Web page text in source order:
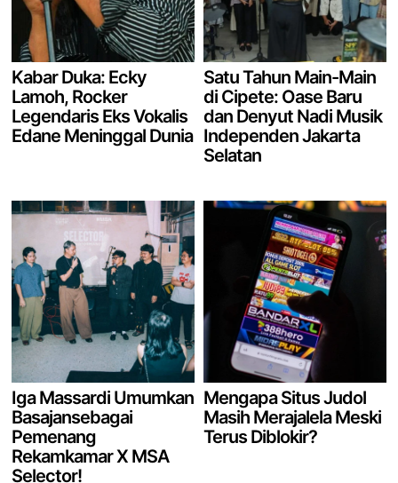
Kabar Duka: Ecky
Lamoh, Rocker
Legendaris Eks Vokalis
Edane Meninggal Dunia
Satu Tahun Main-Main
di Cipete: Oase Baru
dan Denyut Nadi Musik
Independen Jakarta
Selatan
Iga Massardi Umumkan
Basajansebagai
Pemenang
Rekamkamar X MSA
Selector!
Mengapa Situs Judol
Masih Merajalela Meski
Terus Diblokir?